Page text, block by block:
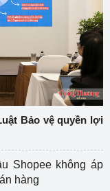
Bảo vệ quyền lợi
Shopee không áp
hàng